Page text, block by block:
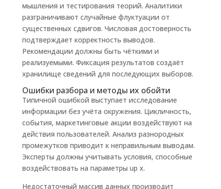
мышления и тестирования теорий. Аналитики
разграничивают случайные флуктуации от
существенных сдвигов. Числовая достоверность
подтверждает корректность выводов.
Рекомендации должны быть чёткими и
реализуемыми. Фиксация результатов создаёт
хранилище сведений для последующих выборов.
Ошибки разбора и методы их обойти
Типичной ошибкой выступает исследование
информации без учёта окружения. Цикличность,
события, маркетинговые акции воздействуют на
действия пользователей. Анализ разнородных
промежутков приводит к неправильным выводам.
Эксперты должны учитывать условия, способные
воздействовать на параметры up x.
Недостаточный массив данных производит